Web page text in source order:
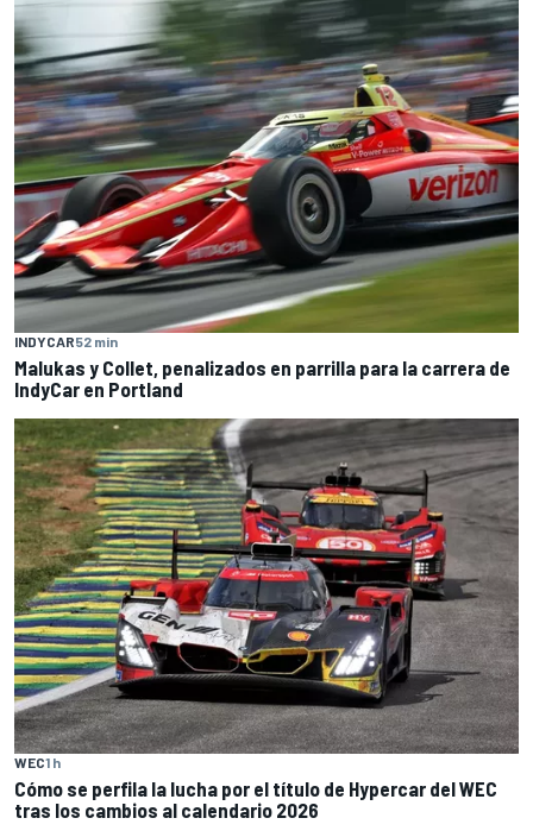
INDYCAR52 min
Malukas y Collet, penalizados en parrilla para la carrera de
IndyCar en Portland
WEC1 h
Cómo se perfila la lucha por el título de Hypercar del WEC
tras los cambios al calendario 2026